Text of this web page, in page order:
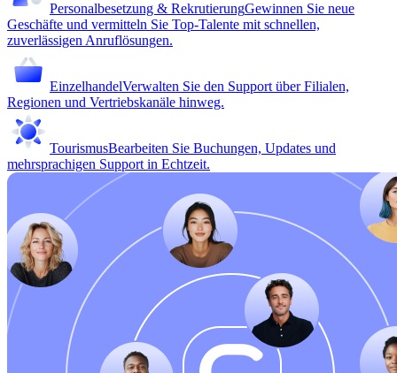
Personalbesetzung & RekrutierungGewinnen Sie neue
Geschäfte und vermitteln Sie Top-Talente mit schnellen,
zuverlässigen Anruflösungen.
EinzelhandelVerwalten Sie den Support über Filialen,
Regionen und Vertriebskanäle hinweg.
TourismusBearbeiten Sie Buchungen, Updates und
mehrsprachigen Support in Echtzeit.